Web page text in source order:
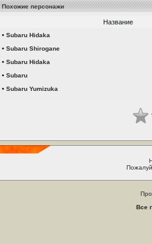
Похожие персонажи
Название
• Subaru Hidaka
• Subaru Shirogane
• Subaru Hidaka
• Subaru
• Subaru Yumizuka
Все